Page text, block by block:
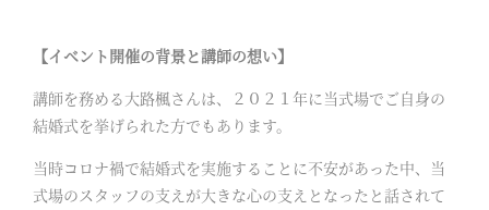
【イベント開催の背景と講師の想い】
講師を務める大路楓さんは、２０２１年に当式場でご自身の
結婚式を挙げられた方でもあります。
当時コロナ禍で結婚式を実施することに不安があった中、当
式場のスタッフの支えが大きな心の支えとなったと話されて